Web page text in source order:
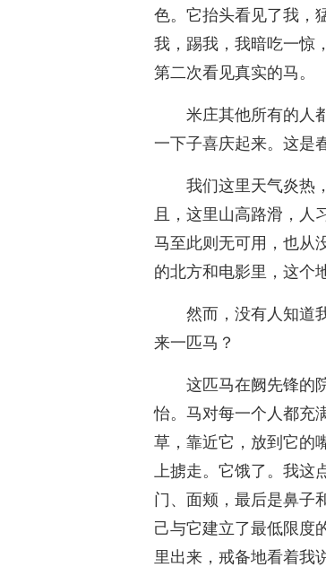
色。它抬头看见了我，
我，踢我，我暗吃一惊
第二次看见真实的马。
米庄其他所有的人
一下子喜庆起来。这是
我们这里天气炎热
且，这里山高路滑，人
马至此则无可用，也从
的北方和电影里，这个
然而，没有人知道
来一匹马？
这匹马在阙先锋的
怡。马对每一个人都充
草，靠近它，放到它的
上掳走。它饿了。我这
门、面颊，最后是鼻子
己与它建立了最低限度
里出来，戒备地看着我